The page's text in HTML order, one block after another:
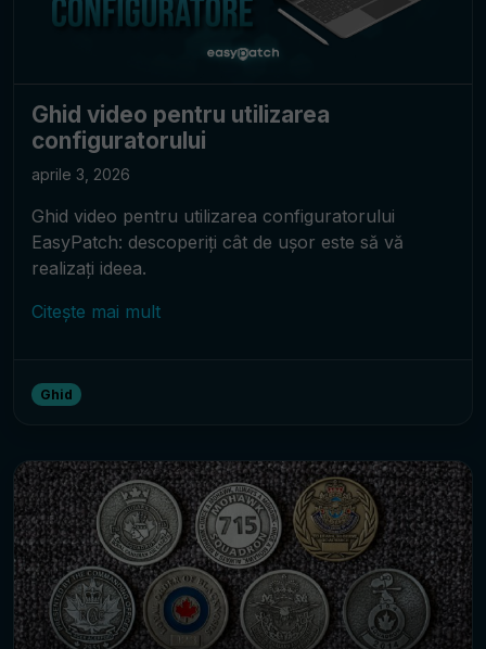
Ghid video pentru utilizarea
configuratorului
aprile 3, 2026
Ghid video pentru utilizarea configuratorului
EasyPatch: descoperiți cât de ușor este să vă
realizați ideea.
Citește mai mult
Ghid